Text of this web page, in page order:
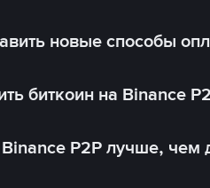
новые способы
биткоин на Binance
P2P лучше, чем